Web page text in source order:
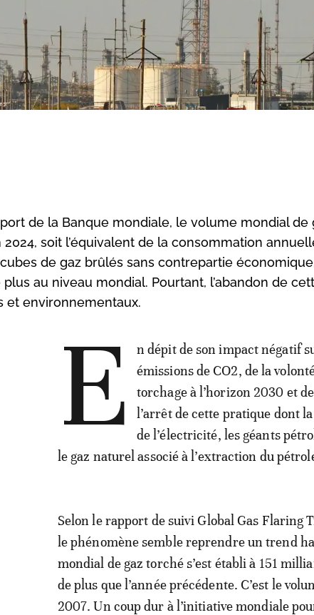
de la Banque mondiale, le volume mondial de
soit l’équivalent de la consommation
de gaz brûlés sans contrepartie
au niveau mondial. Pourtant, l’abandon de
et environnementaux.
E
n dépit de son impact négatif
émissions de CO2, de la
torchage à l’horizon 2030 et
l’arrêt de cette pratique dont
de l’électricité, les géants
le gaz naturel associé à l’extraction du
Selon le rapport de suivi Global Gas Flaring
le phénomène semble reprendre un trend
mondial de gaz torché s’est établi à 151
de plus que l’année précédente. C’est le
2007. Un coup dur à l’initiative mondiale